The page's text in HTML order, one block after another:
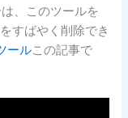
、このツールを
すばやく削除でき
ールこの記事で